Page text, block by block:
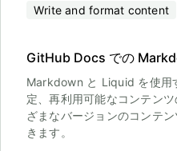
Write and format content
GitHub Docs での
Markdown と Liquid を使用
定、再利用可能なコンテン
ざまなバージョンのコンテ
きます。